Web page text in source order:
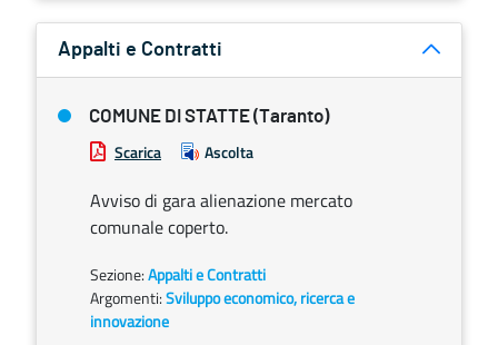
Appalti e Contratti
COMUNE DI STATTE (Taranto)
Scarica Ascolta
Avviso di gara alienazione mercato
comunale coperto.
Sezione:Appalti e Contratti
Argomenti:Sviluppo economico, ricerca e
innovazione